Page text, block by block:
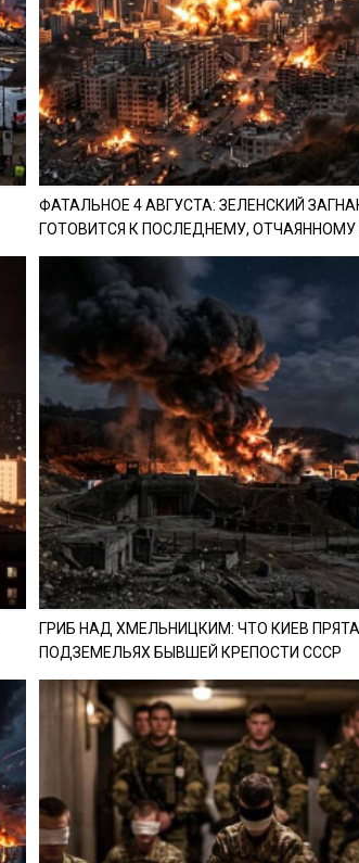
ФАТАЛЬНОЕ 4 АВГУСТА: ЗЕЛЕНСКИЙ
ГОТОВИТСЯ К ПОСЛЕДНЕМУ,
ГРИБ НАД ХМЕЛЬНИЦКИМ: ЧТО КИЕВ
ПОДЗЕМЕЛЬЯХ БЫВШЕЙ КРЕПОСТИ СССР